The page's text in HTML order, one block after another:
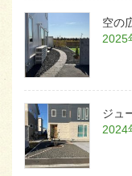
空の
2025
ジュ
2024